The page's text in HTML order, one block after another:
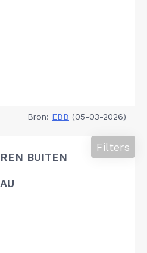
Bron: EBB (05-03-2026)
BUITEN
Filters